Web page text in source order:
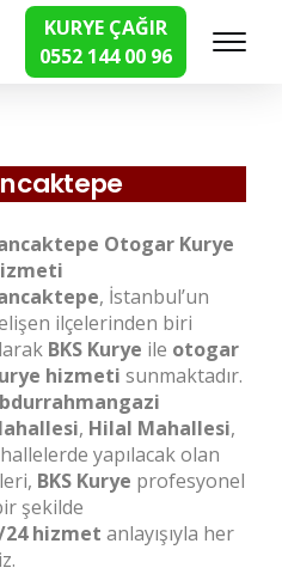
KURYE ÇAĞIR
0552 144 00 96
Hizmetleri
Otogar Kurye
, İstanbul’un
ilçelerinden biri
BKS Kurye ile otogar
hizmeti sunmaktadır.
, Hilal Mahallesi,
yapılacak olan
BKS Kurye profesyonel
şekilde
24 hizmet anlayışıyla her